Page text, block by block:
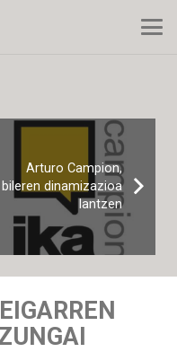
Arturo Campion,
bileren dinamizazioa
lantzen